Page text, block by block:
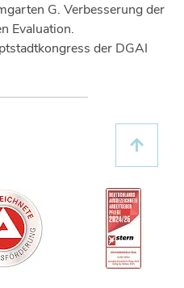
G. Verbesserung der
Evaluation.
der DGAI